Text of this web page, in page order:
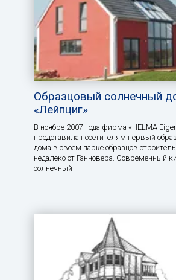
Образцовый солнечный
«Лейпциг»
В ноябре 2007 года фирма «HELMA
представила посетителям первый
дома в своем парке образцов
недалеко от Ганновера. Современный
солнечный